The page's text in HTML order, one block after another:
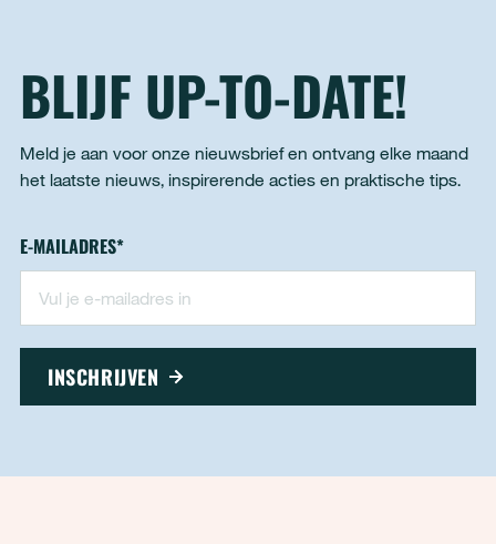
BLIJF UP-TO-DATE!
Meld je aan voor onze nieuwsbrief en ontvang elke maand
het laatste nieuws, inspirerende acties en praktische tips.
Nieuwsbrief - footer
" geeft vereiste velden aan
E-MAILADRES*
INSCHRIJVEN